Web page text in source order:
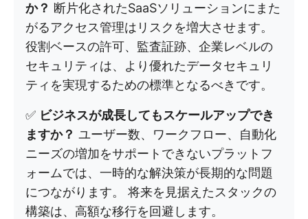
か？ 断片化されたSaaSソリューションにまた
がるアクセス管理はリスクを増大させます。
役割ベースの許可、監査証跡、企業レベルの
セキュリティは、より優れたデータセキュリ
ティを実現するための標準となるべきです。
✅ ビジネスが成長してもスケールアップでき
ますか？ ユーザー数、ワークフロー、自動化
ニーズの増加をサポートできないプラットフ
ォームでは、一時的な解決策が長期的な問題
につながります。 将来を見据えたスタックの
構築は、高額な移行を回避します。